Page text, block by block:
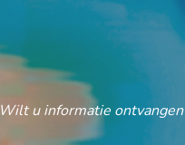
Wilt u informatie